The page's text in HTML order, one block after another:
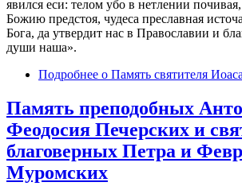
явился еси: телом убо в нетлении
Божию предстоя, чудеса преславная
Бога, да утвердит нас в Православии и
души наша».
Подробнее о Память святителя
Память преподобных
Феодосия Печерских и
благоверных Петра и
Муромских